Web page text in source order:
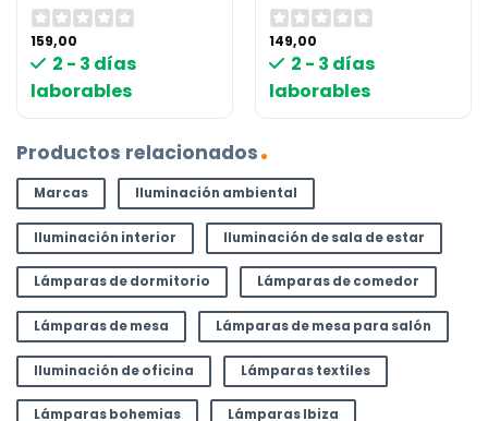
159,00
2 - 3 días
laborables
149,00
2 - 3 días
laborables
Productos relacionados
Marcas Iluminación ambiental
Iluminación interior Iluminación de sala de estar
Lámparas de dormitorio Lámparas de comedor
Lámparas de mesa Lámparas de mesa para salón
Iluminación de oficina Lámparas textiles
Lámparas bohemias Lámparas Ibiza